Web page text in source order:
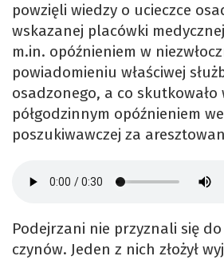
powzięli wiedzy o ucieczce
wskazanej placówki
m.in. opóźnieniem w
powiadomieniu właściwej
osadzonego, a co skutkowało
półgodzinnym opóźnieniem
poszukiwawczej za
Podejrzani nie przyznali się
czynów. Jeden z nich złożył